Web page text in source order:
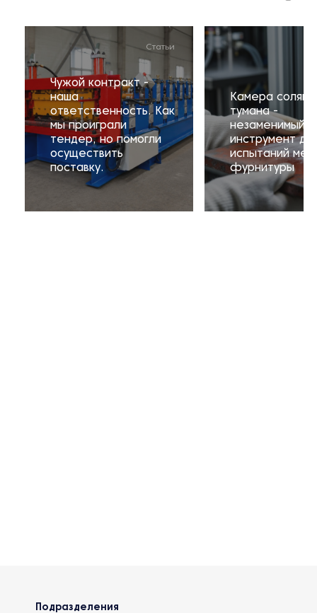
Статьи
Чужой контракт -
наша
ответственность. Как
мы проиграли
тендер, но помогли
осуществить
поставку.
Камера
тумана -
незаменимый
инструмент
испытаний
фурнитуры
Подразделения